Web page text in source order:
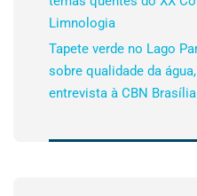
Limnologia
Tapete verde no Lago
sobre qualidade da
entrevista à CBN Brasília